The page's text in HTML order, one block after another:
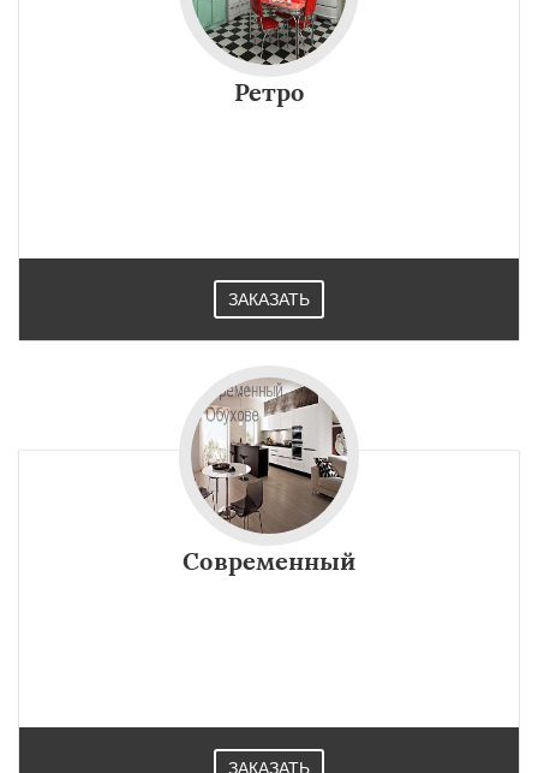
Ретро
ЗАКАЗАТЬ
Современный
ЗАКАЗАТЬ